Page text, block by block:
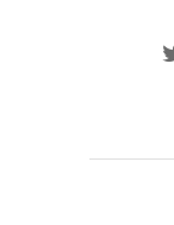
gewählt